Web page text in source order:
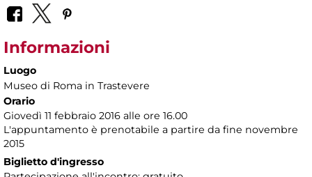
Informazioni
Luogo
Museo di Roma in Trastevere
Orario
Giovedì 11 febbraio 2016 alle ore 16.00
L'appuntamento è prenotabile a partire da fine novembre
2015
Biglietto d'ingresso